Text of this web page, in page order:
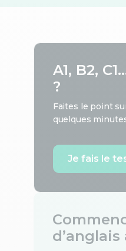
A1, B2,
?
Faites le point
quelques
Je fais le